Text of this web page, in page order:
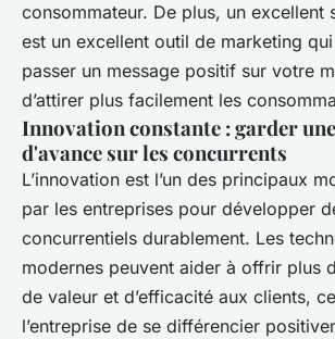
consommateur. De plus, un excellent
est un excellent outil de marketing
passer un message positif sur votre
d’attirer plus facilement les
Innovation constante : garder
d'avance sur les concurrents
L’innovation est l’un des principaux
par les entreprises pour développer
concurrentiels durablement. Les
modernes peuvent aider à offrir plus
de valeur et d’efficacité aux clients,
l’entreprise de se différencier